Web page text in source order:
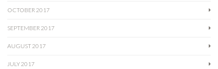
OCTOBER 2017
SEPTEMBER 2017
AUGUST 2017
JULY 2017